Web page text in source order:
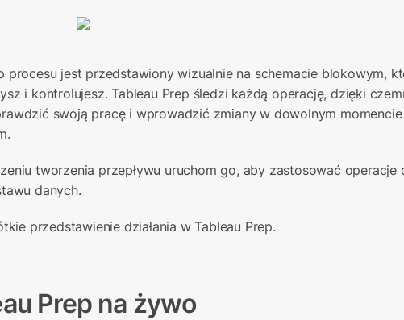
procesu jest przedstawiony wizualnie na schemacie blokowym,
i kontrolujesz. Tableau Prep śledzi każdą operację, dzięki
swoją pracę i wprowadzić zmiany w dowolnym
tworzenia przepływu uruchom go, aby zastosować operacje
danych.
przedstawienie działania w Tableau Prep.
Prep na żywo